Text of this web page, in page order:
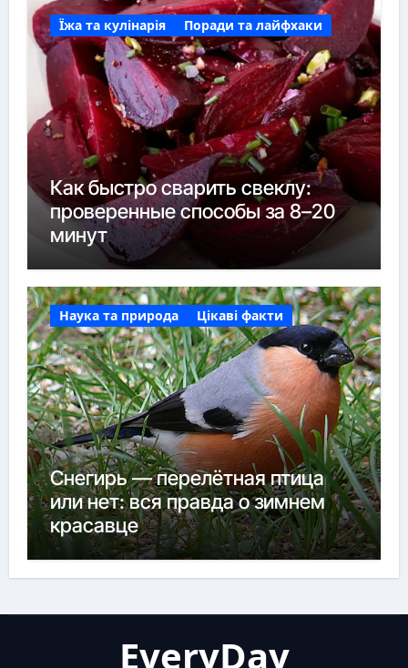
Їжа та кулінарія Поради та лайфхаки
Как быстро сварить свеклу:
проверенные способы за 8–20
минут
Наука та природа Цікаві факти
Снегирь — перелётная птица
или нет: вся правда о зимнем
красавце
EveryDay